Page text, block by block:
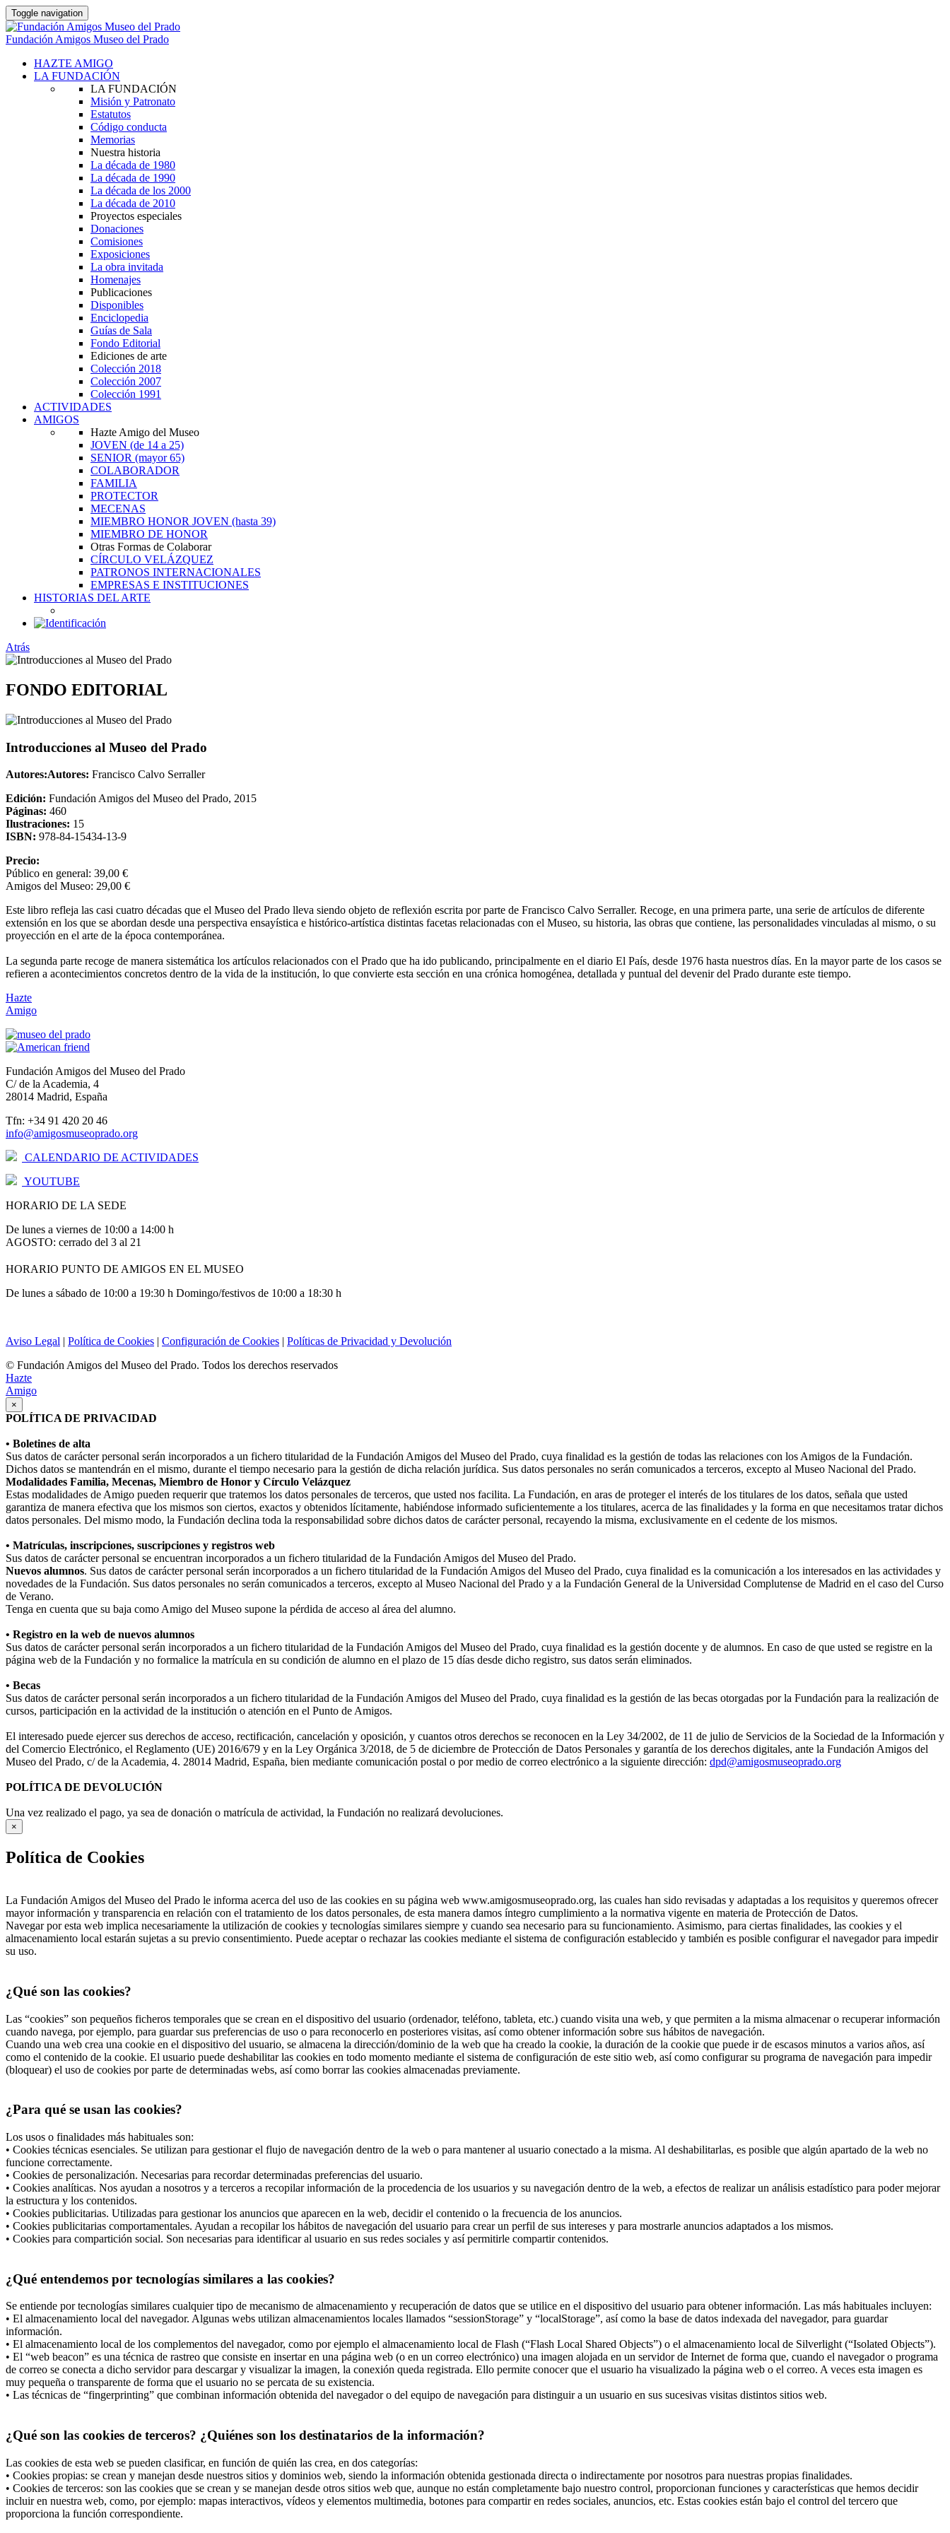
Toggle navigation
Fundación Amigos Museo del Prado
HAZTE AMIGO
LA FUNDACIÓN
LA FUNDACIÓN
Misión y Patronato
Estatutos
Código conducta
Memorias
Nuestra historia
La década de 1980
La década de 1990
La década de los 2000
La década de 2010
Proyectos especiales
Donaciones
Comisiones
Exposiciones
La obra invitada
Homenajes
Publicaciones
Disponibles
Enciclopedia
Guías de Sala
Fondo Editorial
Ediciones de arte
Colección 2018
Colección 2007
Colección 1991
ACTIVIDADES
AMIGOS
Hazte Amigo del Museo
JOVEN (de 14 a 25)
SENIOR (mayor 65)
COLABORADOR
FAMILIA
PROTECTOR
MECENAS
MIEMBRO HONOR JOVEN (hasta 39)
MIEMBRO DE HONOR
Otras Formas de Colaborar
CÍRCULO VELÁZQUEZ
PATRONOS INTERNACIONALES
EMPRESAS E INSTITUCIONES
HISTORIAS DEL ARTE
Atrás
FONDO EDITORIAL
Introducciones al Museo del Prado
Autores:Autores: Francisco Calvo Serraller
Edición: Fundación Amigos del Museo del Prado, 2015
Páginas: 460
Ilustraciones: 15
ISBN: 978-84-15434-13-9
Precio:
Público en general: 39,00 €
Amigos del Museo: 29,00 €
Este libro refleja las casi cuatro décadas que el Museo del Prado lleva siendo objeto de reflexión escrita por parte de Francisco Calvo Serraller. Recoge, en una primera parte, una serie de artículos de diferente
extensión en los que se abordan desde una perspectiva ensayística e histórico-artística distintas facetas relacionadas con el Museo, su historia, las obras que contiene, las personalidades vinculadas al mismo, o su
proyección en el arte de la época contemporánea.
La segunda parte recoge de manera sistemática los artículos relacionados con el Prado que ha ido publicando, principalmente en el diario El País, desde 1976 hasta nuestros días. En la mayor parte de los casos se
refieren a acontecimientos concretos dentro de la vida de la institución, lo que convierte esta sección en una crónica homogénea, detallada y puntual del devenir del Prado durante este tiempo.
Hazte
Amigo
Fundación Amigos del Museo del Prado
C/ de la Academia, 4
28014 Madrid, España
Tfn: +34 91 420 20 46
info@amigosmuseoprado.org
CALENDARIO DE ACTIVIDADES
YOUTUBE
HORARIO DE LA SEDE
De lunes a viernes de 10:00 a 14:00 h
AGOSTO: cerrado del 3 al 21
HORARIO PUNTO DE AMIGOS EN EL MUSEO
De lunes a sábado de 10:00 a 19:30 h Domingo/festivos de 10:00 a 18:30 h
Aviso Legal | Política de Cookies | Configuración de Cookies | Políticas de Privacidad y Devolución
© Fundación Amigos del Museo del Prado. Todos los derechos reservados
Hazte
Amigo
×
POLÍTICA DE PRIVACIDAD
• Boletines de alta
Sus datos de carácter personal serán incorporados a un fichero titularidad de la Fundación Amigos del Museo del Prado, cuya finalidad es la gestión de todas las relaciones con los Amigos de la Fundación.
Dichos datos se mantendrán en el mismo, durante el tiempo necesario para la gestión de dicha relación jurídica. Sus datos personales no serán comunicados a terceros, excepto al Museo Nacional del Prado.
Modalidades Familia, Mecenas, Miembro de Honor y Círculo Velázquez
Estas modalidades de Amigo pueden requerir que tratemos los datos personales de terceros, que usted nos facilita. La Fundación, en aras de proteger el interés de los titulares de los datos, señala que usted
garantiza de manera efectiva que los mismos son ciertos, exactos y obtenidos lícitamente, habiéndose informado suficientemente a los titulares, acerca de las finalidades y la forma en que necesitamos tratar dichos
datos personales. Del mismo modo, la Fundación declina toda la responsabilidad sobre dichos datos de carácter personal, recayendo la misma, exclusivamente en el cedente de los mismos.
• Matrículas, inscripciones, suscripciones y registros web
Sus datos de carácter personal se encuentran incorporados a un fichero titularidad de la Fundación Amigos del Museo del Prado.
Nuevos alumnos. Sus datos de carácter personal serán incorporados a un fichero titularidad de la Fundación Amigos del Museo del Prado, cuya finalidad es la comunicación a los interesados en las actividades y
novedades de la Fundación. Sus datos personales no serán comunicados a terceros, excepto al Museo Nacional del Prado y a la Fundación General de la Universidad Complutense de Madrid en el caso del Curso
de Verano.
Tenga en cuenta que su baja como Amigo del Museo supone la pérdida de acceso al área del alumno.
• Registro en la web de nuevos alumnos
Sus datos de carácter personal serán incorporados a un fichero titularidad de la Fundación Amigos del Museo del Prado, cuya finalidad es la gestión docente y de alumnos. En caso de que usted se registre en la
página web de la Fundación y no formalice la matrícula en su condición de alumno en el plazo de 15 días desde dicho registro, sus datos serán eliminados.
• Becas
Sus datos de carácter personal serán incorporados a un fichero titularidad de la Fundación Amigos del Museo del Prado, cuya finalidad es la gestión de las becas otorgadas por la Fundación para la realización de
cursos, participación en la actividad de la institución o atención en el Punto de Amigos.
El interesado puede ejercer sus derechos de acceso, rectificación, cancelación y oposición, y cuantos otros derechos se reconocen en la Ley 34/2002, de 11 de julio de Servicios de la Sociedad de la Información y
del Comercio Electrónico, el Reglamento (UE) 2016/679 y en la Ley Orgánica 3/2018, de 5 de diciembre de Protección de Datos Personales y garantía de los derechos digitales, ante la Fundación Amigos del
Museo del Prado, c/ de la Academia, 4. 28014 Madrid, España, bien mediante comunicación postal o por medio de correo electrónico a la siguiente dirección: dpd@amigosmuseoprado.org
POLÍTICA DE DEVOLUCIÓN
Una vez realizado el pago, ya sea de donación o matrícula de actividad, la Fundación no realizará devoluciones.
×
Política de Cookies
La Fundación Amigos del Museo del Prado le informa acerca del uso de las cookies en su página web www.amigosmuseoprado.org, las cuales han sido revisadas y adaptadas a los requisitos y queremos ofrecer
mayor información y transparencia en relación con el tratamiento de los datos personales, de esta manera damos íntegro cumplimiento a la normativa vigente en materia de Protección de Datos.
Navegar por esta web implica necesariamente la utilización de cookies y tecnologías similares siempre y cuando sea necesario para su funcionamiento. Asimismo, para ciertas finalidades, las cookies y el
almacenamiento local estarán sujetas a su previo consentimiento. Puede aceptar o rechazar las cookies mediante el sistema de configuración establecido y también es posible configurar el navegador para impedir
su uso.
¿Qué son las cookies?
Las “cookies” son pequeños ficheros temporales que se crean en el dispositivo del usuario (ordenador, teléfono, tableta, etc.) cuando visita una web, y que permiten a la misma almacenar o recuperar información
cuando navega, por ejemplo, para guardar sus preferencias de uso o para reconocerlo en posteriores visitas, así como obtener información sobre sus hábitos de navegación.
Cuando una web crea una cookie en el dispositivo del usuario, se almacena la dirección/dominio de la web que ha creado la cookie, la duración de la cookie que puede ir de escasos minutos a varios años, así
como el contenido de la cookie. El usuario puede deshabilitar las cookies en todo momento mediante el sistema de configuración de este sitio web, así como configurar su programa de navegación para impedir
(bloquear) el uso de cookies por parte de determinadas webs, así como borrar las cookies almacenadas previamente.
¿Para qué se usan las cookies?
Los usos o finalidades más habituales son:
• Cookies técnicas esenciales. Se utilizan para gestionar el flujo de navegación dentro de la web o para mantener al usuario conectado a la misma. Al deshabilitarlas, es posible que algún apartado de la web no
funcione correctamente.
• Cookies de personalización. Necesarias para recordar determinadas preferencias del usuario.
• Cookies analíticas. Nos ayudan a nosotros y a terceros a recopilar información de la procedencia de los usuarios y su navegación dentro de la web, a efectos de realizar un análisis estadístico para poder mejorar
la estructura y los contenidos.
• Cookies publicitarias. Utilizadas para gestionar los anuncios que aparecen en la web, decidir el contenido o la frecuencia de los anuncios.
• Cookies publicitarias comportamentales. Ayudan a recopilar los hábitos de navegación del usuario para crear un perfil de sus intereses y para mostrarle anuncios adaptados a los mismos.
• Cookies para compartición social. Son necesarias para identificar al usuario en sus redes sociales y así permitirle compartir contenidos.
¿Qué entendemos por tecnologías similares a las cookies?
Se entiende por tecnologías similares cualquier tipo de mecanismo de almacenamiento y recuperación de datos que se utilice en el dispositivo del usuario para obtener información. Las más habituales incluyen:
• El almacenamiento local del navegador. Algunas webs utilizan almacenamientos locales llamados “sessionStorage” y “localStorage”, así como la base de datos indexada del navegador, para guardar
información.
• El almacenamiento local de los complementos del navegador, como por ejemplo el almacenamiento local de Flash (“Flash Local Shared Objects”) o el almacenamiento local de Silverlight (“Isolated Objects”).
• El “web beacon” es una técnica de rastreo que consiste en insertar en una página web (o en un correo electrónico) una imagen alojada en un servidor de Internet de forma que, cuando el navegador o programa
de correo se conecta a dicho servidor para descargar y visualizar la imagen, la conexión queda registrada. Ello permite conocer que el usuario ha visualizado la página web o el correo. A veces esta imagen es
muy pequeña o transparente de forma que el usuario no se percata de su existencia.
• Las técnicas de “fingerprinting” que combinan información obtenida del navegador o del equipo de navegación para distinguir a un usuario en sus sucesivas visitas distintos sitios web.
¿Qué son las cookies de terceros? ¿Quiénes son los destinatarios de la información?
Las cookies de esta web se pueden clasificar, en función de quién las crea, en dos categorías:
• Cookies propias: se crean y manejan desde nuestros sitios y dominios web, siendo la información obtenida gestionada directa o indirectamente por nosotros para nuestras propias finalidades.
• Cookies de terceros: son las cookies que se crean y se manejan desde otros sitios web que, aunque no están completamente bajo nuestro control, proporcionan funciones y características que hemos decidir
incluir en nuestra web, como, por ejemplo: mapas interactivos, vídeos y elementos multimedia, botones para compartir en redes sociales, anuncios, etc. Estas cookies están bajo el control del tercero que
proporciona la función correspondiente.